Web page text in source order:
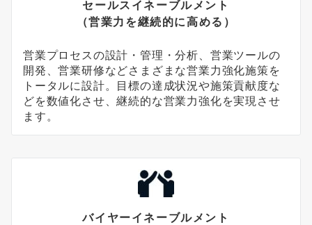
セールスイネーブルメント
（営業力を継続的に高める）
営業プロセスの設計・管理・分析、営業ツールの
開発、営業研修などさまざまな営業力強化施策を
トータルに設計。目標の達成状況や施策貢献度な
どを数値化させ、継続的な営業力強化を実現させ
ます。
バイヤーイネーブルメント